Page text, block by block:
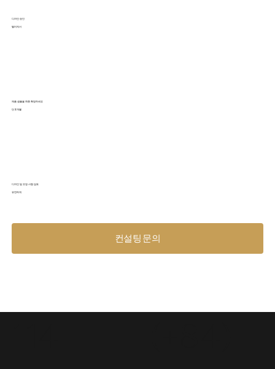
디자인 승인
떨어져서
제품 샘플을 최종 확정하세요
단 2개월
디자인 및 조정 사항 검토
유연하게
컨설팅 문의